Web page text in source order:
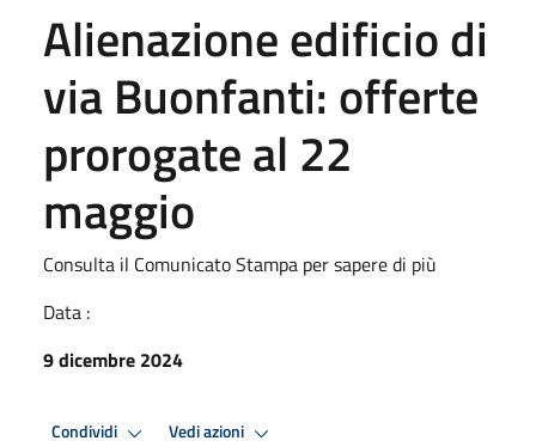
Alienazione edificio di
via Buonfanti: offerte
prorogate al 22
maggio
Consulta il Comunicato Stampa per sapere di più
Data :
9 dicembre 2024
Condividi Vedi azioni